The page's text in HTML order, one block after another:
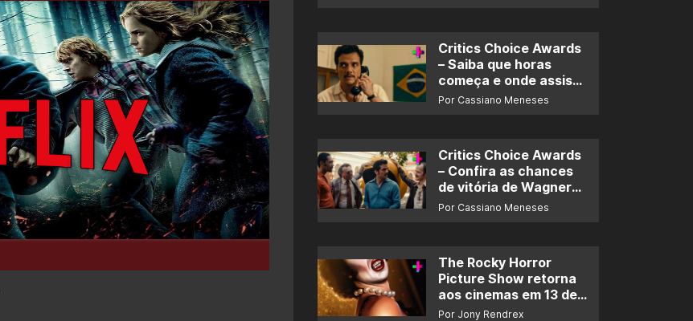
Critics Choice Awards
– Saiba que horas
começa e onde assistir
ao prêmio
Por Cassiano Meneses
Critics Choice Awards
– Confira as chances
de vitória de Wagner
Moura e de ‘O Agente
Por Cassiano Meneses
The Rocky Horror
Picture Show retorna
aos cinemas em 13 de
novembro
Por Jony Rendrex